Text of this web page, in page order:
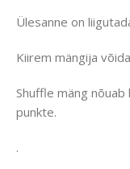
Ülesanne on
Kiirem mängija
Shuffle mäng
punkte.
.